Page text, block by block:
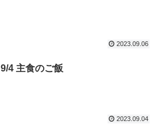
2023.09.06
9/4 主食のご飯
2023.09.04